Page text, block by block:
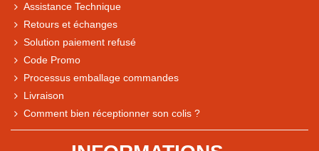
Comparaison des performances du magasin
Assistance Technique
Retours et échanges
Solution paiement refusé
Code Promo
Processus emballage commandes
Livraison
Comment bien réceptionner son colis ?